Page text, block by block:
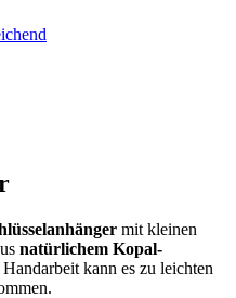
mit kleinen
natürlichem Kopal-
kann es zu leichten